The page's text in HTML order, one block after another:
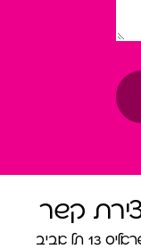
קשר
13 תל אביב